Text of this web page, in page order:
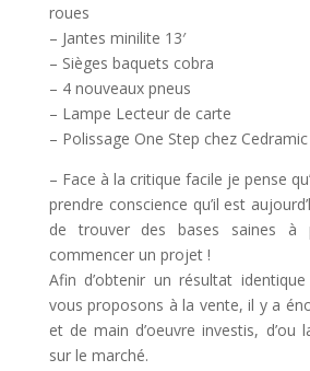
roues
– Jantes minilite 13′
– Sièges baquets cobra
– 4 nouveaux pneus
– Lampe Lecteur de carte
– Polissage One Step chez
– Face à la critique facile je pense
prendre conscience qu’il est
de trouver des bases saines à
commencer un projet !
Afin d’obtenir un résultat
vous proposons à la vente, il y a
et de main d’oeuvre investis, d’ou
sur le marché.